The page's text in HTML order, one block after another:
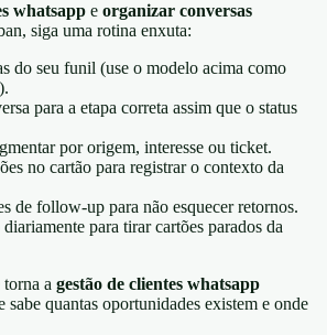
whatsapp e organizar conversas
siga uma rotina enxuta:
do seu funil (use o modelo acima como
para a etapa correta assim que o status
por origem, interesse ou ticket.
no cartão para registrar o contexto da
de follow-up para não esquecer retornos.
para tirar cartões parados da
a gestão de clientes whatsapp
sabe quantas oportunidades existem e onde